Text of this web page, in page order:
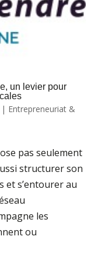
un levier pour
| Entrepreneuriat &
pas seulement
structurer son
et s’entourer au
les
ou